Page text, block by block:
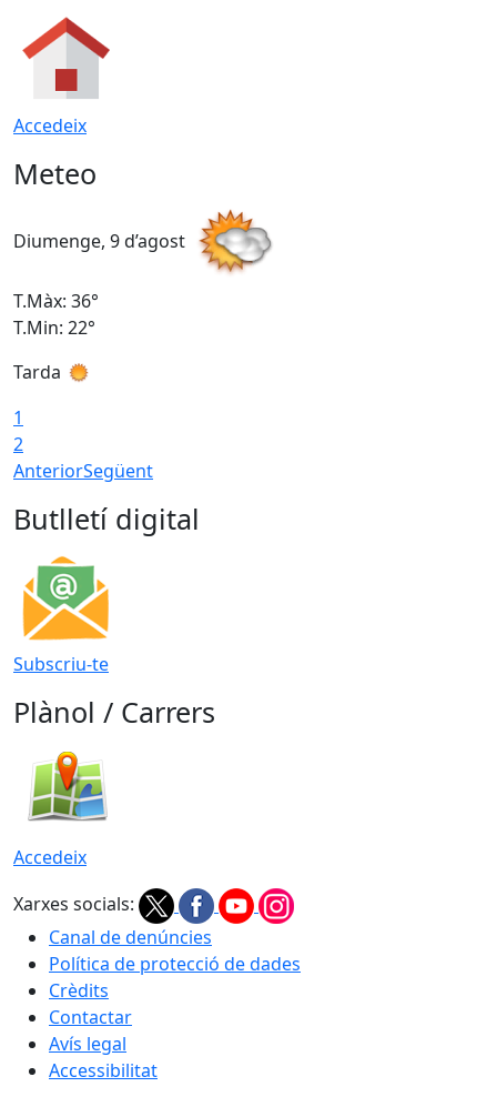
Accedeix
Meteo
Diumenge, 9 d’agost
T.Màx: 36°
T.Min: 22°
Tarda
1
2
AnteriorSegüent
Butlletí digital
Subscriu-te
Plànol / Carrers
Accedeix
Xarxes socials:
Canal de denúncies
Política de protecció de dades
Crèdits
Contactar
Avís legal
Accessibilitat